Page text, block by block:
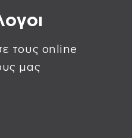
τους online
μας